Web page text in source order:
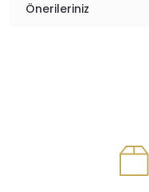
Önerileriniz